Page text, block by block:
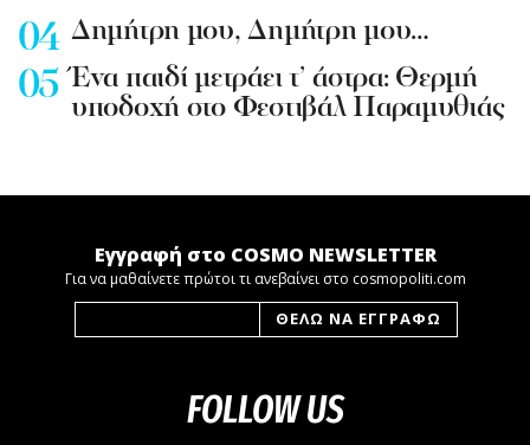
Δημήτρη μου, Δημήτρη μου…
Ένα παιδί μετράει τ’ άστρα: Θερμή
υποδοχή στο Φεστιβάλ Παραμυθιάς
Εγγραφή στο COSMO NEWSLETTER
Για να μαθαίνετε πρώτοι τι ανεβαίνει στο cosmopoliti.com
FOLLOW US